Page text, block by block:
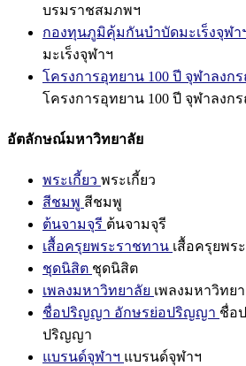
บรมราชสมภพฯ
กองทุนภูมิคุ้มกันบำบัดมะเร็งจุฬา
มะเร็งจุฬาฯ
โครงการอุทยาน 100 ปี จุฬาลงก
โครงการอุทยาน 100 ปี จุฬาลงก
อัตลักษณ์มหาวิทยาลัย
พระเกี้ยว พระเกี้ยว
สีชมพู สีชมพู
ต้นจามจุรี ต้นจามจุรี
เสื้อครุยพระราชทาน เสื้อครุยพร
ชุดนิสิต ชุดนิสิต
เพลงมหาวิทยาลัย เพลงมหาวิทย
ชื่อปริญญา อักษรย่อปริญญา ชื่อ
ปริญญา
แบรนด์จุฬาฯ แบรนด์จุฬาฯ